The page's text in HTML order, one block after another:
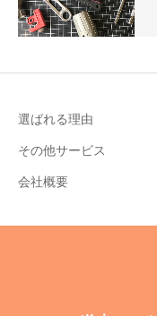
選ばれる理由
その他サービス
会社概要